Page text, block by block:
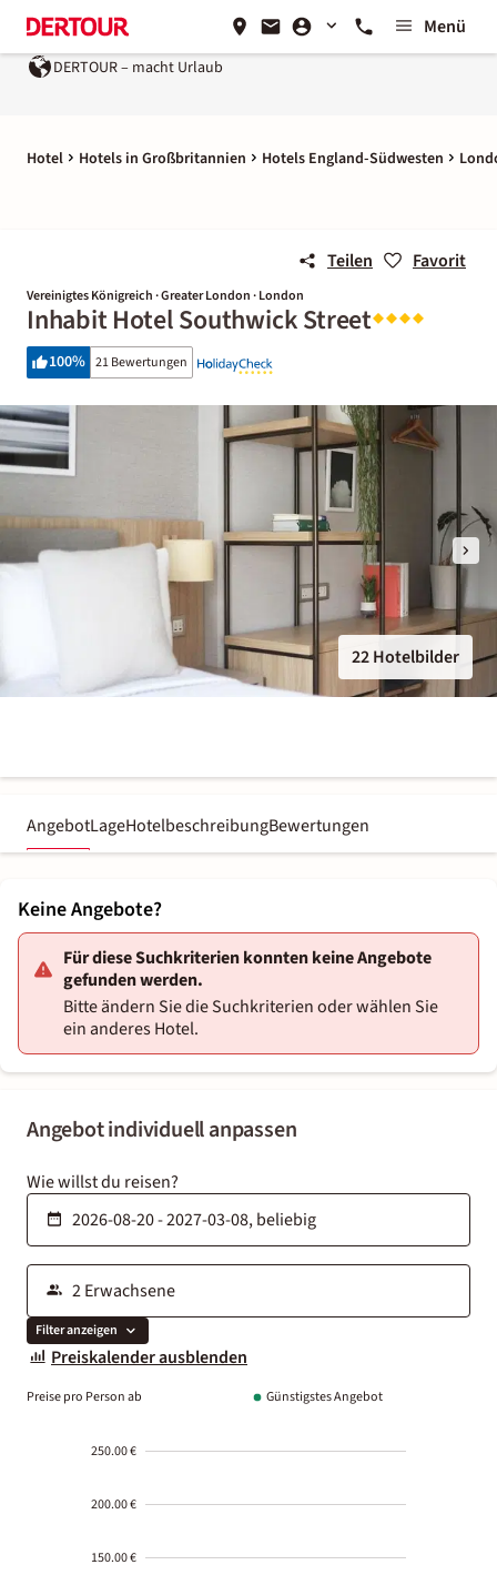
Menü
DERTOUR – macht Urlaub
Hotel Hotels in Großbritannien Hotels England-Südwesten
Teilen Favorit
Vereinigtes Königreich · Greater London · London
Inhabit Hotel Southwick Street
100% 21 Bewertungen
22 Hotelbilder
AngebotLageHotelbeschreibungBewertungen
Angebot individuell anpassen
Wie willst du reisen?
Filter anzeigen
Preiskalender ausblenden
Preise pro Person ab Günstigstes Angebot
250.00 €
200.00 €
150.00 €
Keine Angebote?
Für diese Suchkriterien konnten keine Angebote
gefunden werden.
Bitte ändern Sie die Suchkriterien oder wählen Sie
ein anderes Hotel.